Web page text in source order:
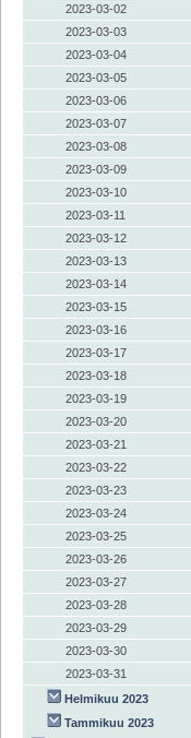
2023-03-02
2023-03-03
2023-03-04
2023-03-05
2023-03-06
2023-03-07
2023-03-08
2023-03-09
2023-03-10
2023-03-11
2023-03-12
2023-03-13
2023-03-14
2023-03-15
2023-03-16
2023-03-17
2023-03-18
2023-03-19
2023-03-20
2023-03-21
2023-03-22
2023-03-23
2023-03-24
2023-03-25
2023-03-26
2023-03-27
2023-03-28
2023-03-29
2023-03-30
2023-03-31
Helmikuu 2023
Tammikuu 2023